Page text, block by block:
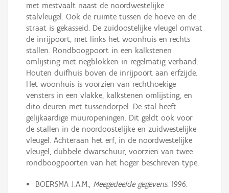
met mestvaalt naast de noordwestelijke
stalvleugel. Ook de ruimte tussen de hoeve en de
straat is gekasseid. De zuidoostelijke vleugel omvat
de inrijpoort, met links het woonhuis en rechts
stallen. Rondboogpoort in een kalkstenen
omlijsting met negblokken in regelmatig verband.
Houten duifhuis boven de inrijpoort aan erfzijde.
Het woonhuis is voorzien van rechthoekige
vensters in een vlakke, kalkstenen omlijsting, en
dito deuren met tussendorpel. De stal heeft
gelijkaardige muuropeningen. Dit geldt ook voor
de stallen in de noordoostelijke en zuidwestelijke
vleugel. Achteraan het erf, in de noordwestelijke
vleugel, dubbele dwarschuur, voorzien van twee
rondboogpoorten van het hoger beschreven type.
BOERSMA J.A.M., Meegedeelde gegevens. 1996.